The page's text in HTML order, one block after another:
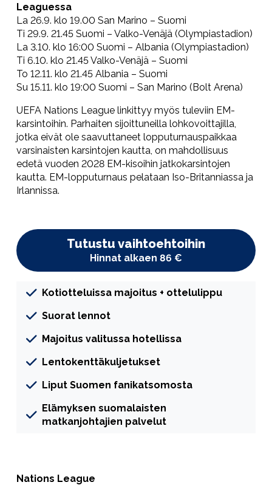
Leaguessa
La 26.9. klo 19.00 San Marino – Suomi
Ti 29.9. 21.45 Suomi – Valko-Venäjä (Olympiastadion)
La 3.10. klo 16:00 Suomi – Albania (Olympiastadion)
Ti 6.10. klo 21.45 Valko-Venäjä – Suomi
To 12.11. klo 21.45 Albania – Suomi
Su 15.11. klo 19:00 Suomi – San Marino (Bolt Arena)
UEFA Nations League linkittyy myös tuleviin EM-
karsintoihin. Parhaiten sijoittuneilla lohkovoittajilla,
jotka eivät ole saavuttaneet lopputurnauspaikkaa
varsinaisten karsintojen kautta, on mahdollisuus
edetä vuoden 2028 EM-kisoihin jatkokarsintojen
kautta. EM-lopputurnaus pelataan Iso-Britanniassa ja
Irlannissa.
Tutustu vaihtoehtoihin
Hinnat alkaen 86 €
Kotiotteluissa majoitus + ottelulippu
Suorat lennot
Majoitus valitussa hotellissa
Lentokenttäkuljetukset
Liput Suomen fanikatsomosta
Elämyksen suomalaisten
matkanjohtajien palvelut
Nations League